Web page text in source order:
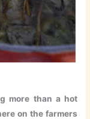
more than a hot
on the farmers